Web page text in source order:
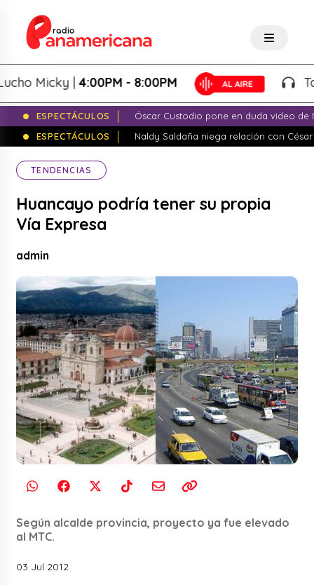
Micky |4:00PM - 8:00PM
ESPECTÁCULOS
Óscar Custodio pone en duda video de
ESPECTÁCULOS
Naldy Saldaña niega relación con
TENDENCIAS
Huancayo podría tener su propia
Vía Expresa
admin
Según alcalde provincia, proyecto ya fue elevado
al MTC.
03 Jul 2012